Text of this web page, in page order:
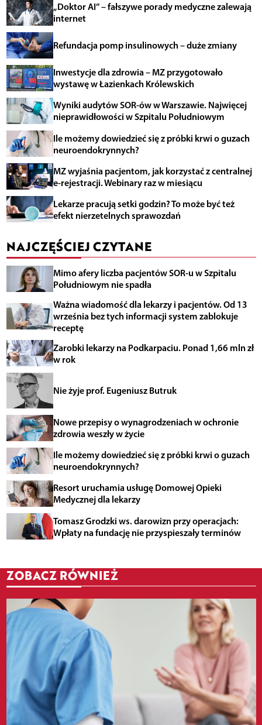
„Doktor AI” – fałszywe porady medyczne zalewają
internet
Refundacja pomp insulinowych – duże zmiany
Inwestycje dla zdrowia – MZ przygotowało
wystawę w Łazienkach Królewskich
Wyniki audytów SOR-ów w Warszawie. Najwięcej
nieprawidłowości w Szpitalu Południowym
Ile możemy dowiedzieć się z próbki krwi o guzach
neuroendokrynnych?
MZ wyjaśnia pacjentom, jak korzystać z centralnej
e-rejestracji. Webinary raz w miesiącu
Lekarze pracują setki godzin? To może być też
efekt nierzetelnych sprawozdań
NAJCZĘŚCIEJ CZYTANE
Mimo afery liczba pacjentów SOR-u w Szpitalu
Południowym nie spadła
Ważna wiadomość dla lekarzy i pacjentów. Od 13
września bez tych informacji system zablokuje
receptę
Zarobki lekarzy na Podkarpaciu. Ponad 1,66 mln zł
w rok
Nie żyje prof. Eugeniusz Butruk
Nowe przepisy o wynagrodzeniach w ochronie
zdrowia weszły w życie
Ile możemy dowiedzieć się z próbki krwi o guzach
neuroendokrynnych?
Resort uruchamia usługę Domowej Opieki
Medycznej dla lekarzy
Tomasz Grodzki ws. darowizn przy operacjach:
Wpłaty na fundację nie przyspieszały terminów
ZOBACZ RÓWNIEŻ